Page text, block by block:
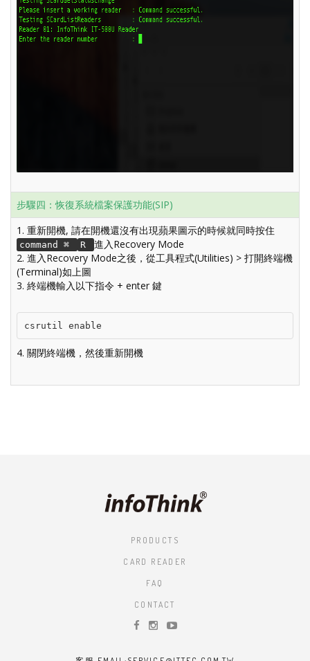
步驟四：恢復系統檔案保護功能(SIP)
1. 重新開機, 請在開機還沒有出現蘋果圖示的時候就同時按住
command ⌘ R
進入Recovery Mode
2. 進入Recovery Mode之後 ，從工具程式(Utilities) > 打開終端機
(Terminal)如上圖
3. 終端機輸入以下指令 + enter 鍵
csrutil enable
4. 關閉終端機，然後重新開機
PRODUCTS
CARD READER
FAQ
CONTACT